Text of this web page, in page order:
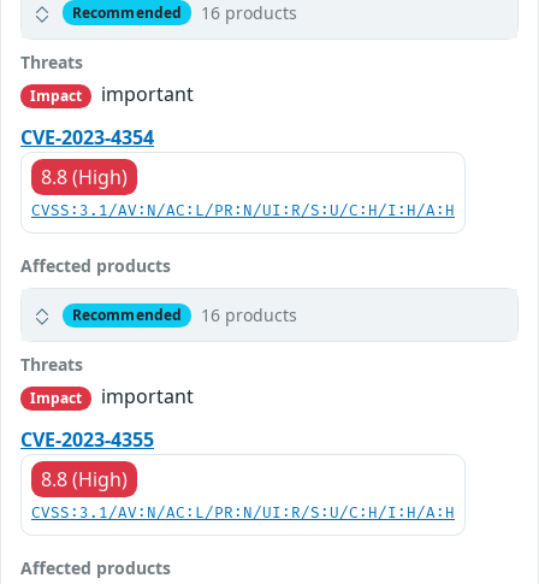
Recommended 16 products
Threats
Impact
important
CVE-2023-4354
8.8 (High)
CVSS:3.1/AV:N/AC:L/PR:N/UI:R/S:U/C:H/I:H/A:H
Affected products
Recommended 16 products
Threats
Impact
important
CVE-2023-4355
8.8 (High)
CVSS:3.1/AV:N/AC:L/PR:N/UI:R/S:U/C:H/I:H/A:H
Affected products